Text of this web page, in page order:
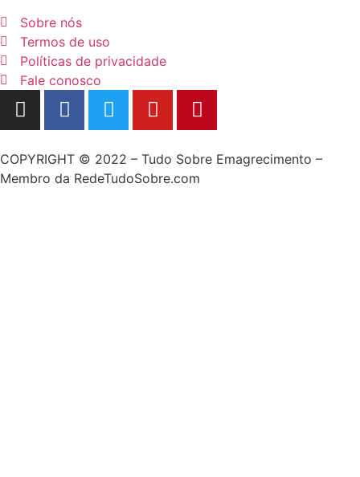
Sobre nós
Termos de uso
Políticas de privacidade
Fale conosco
COPYRIGHT © 2022 – Tudo Sobre Emagrecimento –
Membro da RedeTudoSobre.com